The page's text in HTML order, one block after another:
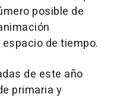
posible de
de tiempo.
de este año
primaria y